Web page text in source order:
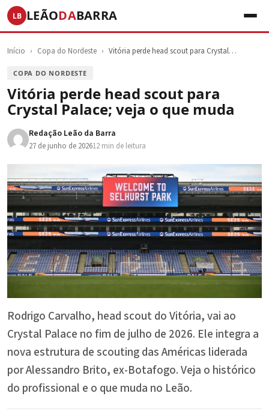
LB LEÃODABARRA
Início › Copa do Nordeste › Vitória perde head scout para Crystal…
COPA DO NORDESTE
Vitória perde head scout para
Crystal Palace; veja o que muda
Redação Leão da Barra
27 de junho de 202612 min de leitura
Rodrigo Carvalho, head scout do Vitória, vai ao
Crystal Palace no fim de julho de 2026. Ele integra a
nova estrutura de scouting das Américas liderada
por Alessandro Brito, ex-Botafogo. Veja o histórico
do profissional e o que muda no Leão.